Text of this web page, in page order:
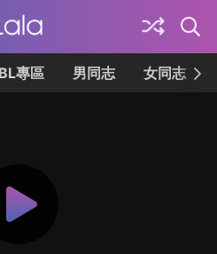
BL專區 男同志 女同志